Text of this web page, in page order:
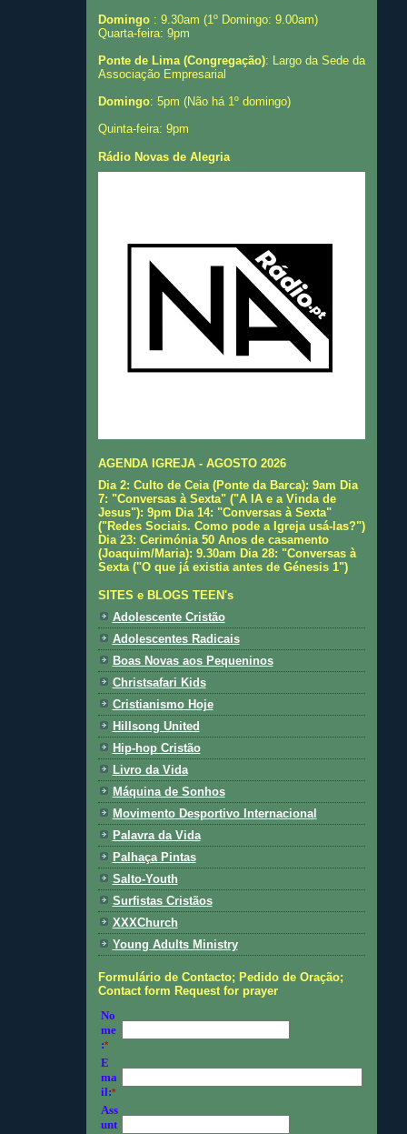
Domingo: 9.30am (1º Domingo: 9.00am)
Quarta-feira: 9pm
Ponte de Lima (Congregação): Largo da Sede da
Associação Empresarial
Domingo: 5pm (Não há 1º domingo)
Quinta-feira: 9pm
Rádio Novas de Alegria
AGENDA IGREJA - AGOSTO 2026
Dia 2: Culto de Ceia (Ponte da Barca): 9am Dia
7: "Conversas à Sexta" ("A IA e a Vinda de
Jesus"): 9pm Dia 14: "Conversas à Sexta"
("Redes Sociais. Como pode a Igreja usá-las?")
Dia 23: Cerimónia 50 Anos de casamento
(Joaquim/Maria): 9.30am Dia 28: "Conversas à
Sexta ("O que já existia antes de Génesis 1")
SITES e BLOGS TEEN's
Adolescente Cristão
Adolescentes Radicais
Boas Novas aos Pequeninos
Christsafari Kids
Cristianismo Hoje
Hillsong United
Hip-hop Cristão
Livro da Vida
Máquina de Sonhos
Movimento Desportivo Internacional
Palavra da Vida
Palhaça Pintas
Salto-Youth
Surfistas Cristãos
XXXChurch
Young Adults Ministry
Formulário de Contacto; Pedido de Oração;
Contact form Request for prayer
No
me
:*
E
ma
il:*
Ass
unt